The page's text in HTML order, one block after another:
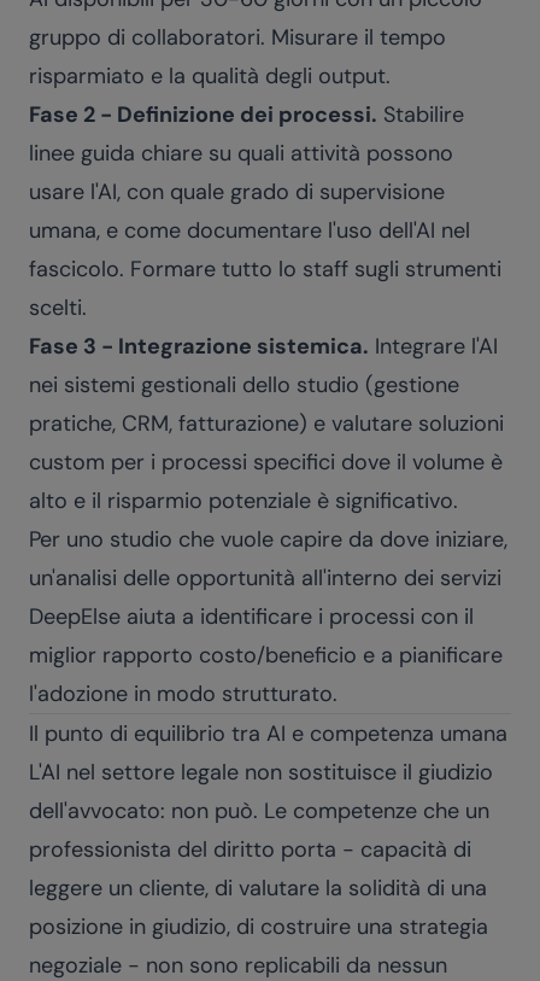
gruppo di collaboratori. Misurare il tempo
risparmiato e la qualità degli output.
Fase 2 - Definizione dei processi. Stabilire
linee guida chiare su quali attività possono
usare l'AI, con quale grado di supervisione
umana, e come documentare l'uso dell'AI nel
fascicolo. Formare tutto lo staff sugli strumenti
scelti.
Fase 3 - Integrazione sistemica. Integrare l'AI
nei sistemi gestionali dello studio (gestione
pratiche, CRM, fatturazione) e valutare soluzioni
custom per i processi specifici dove il volume è
alto e il risparmio potenziale è significativo.
Per uno studio che vuole capire da dove iniziare,
un'analisi delle opportunità all'interno dei servizi
DeepElse aiuta a identificare i processi con il
miglior rapporto costo/beneficio e a pianificare
l'adozione in modo strutturato.
Il punto di equilibrio tra AI e competenza umana
L'AI nel settore legale non sostituisce il giudizio
dell'avvocato: non può. Le competenze che un
professionista del diritto porta - capacità di
leggere un cliente, di valutare la solidità di una
posizione in giudizio, di costruire una strategia
negoziale - non sono replicabili da nessun